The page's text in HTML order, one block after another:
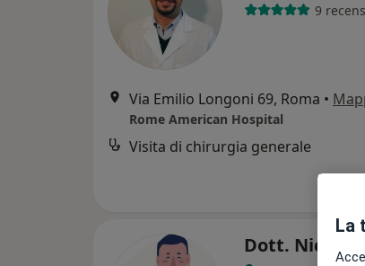
9
Via Emilio Longoni 69, Roma •
Rome American Hospital
Visita di chirurgia generale
Dott. Nicola
La